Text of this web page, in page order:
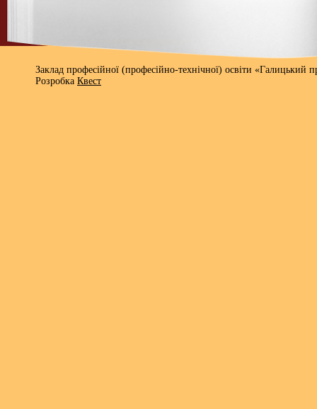
Заклад професійної (професійно-технічної) освіти
Розробка Квест